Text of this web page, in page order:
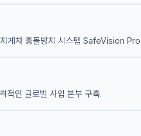
게차 충돌방지 시스템 SafeVision
적인 글로벌 사업 본부 구축.